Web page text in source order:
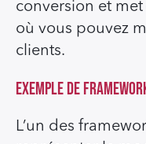
conversion et
où vous pouvez
clients.
Exemple de
L’un des